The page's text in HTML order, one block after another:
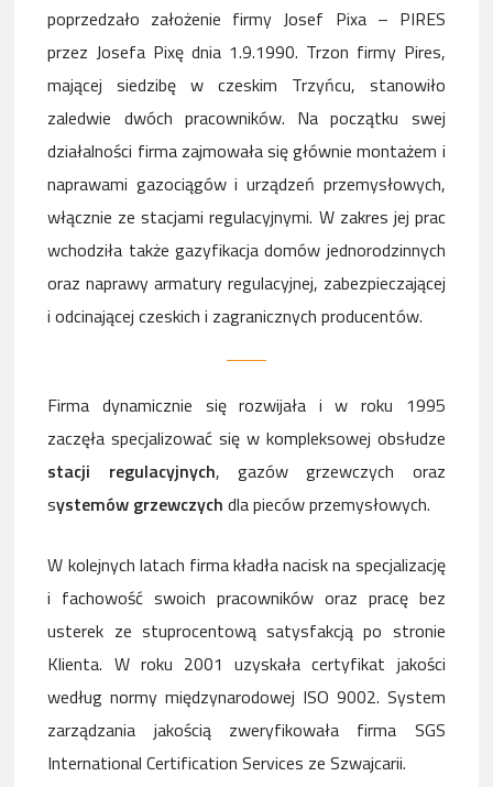
poprzedzało założenie firmy Josef Pixa – PIRES
przez Josefa Pixę dnia 1.9.1990. Trzon firmy Pires,
mającej siedzibę w czeskim Trzyńcu, stanowiło
zaledwie dwóch pracowników. Na początku swej
działalności firma zajmowała się głównie montażem i
naprawami gazociągów i urządzeń przemysłowych,
włącznie ze stacjami regulacyjnymi. W zakres jej prac
wchodziła także gazyfikacja domów jednorodzinnych
oraz naprawy armatury regulacyjnej, zabezpieczającej
i odcinającej czeskich i zagranicznych producentów.
Firma dynamicznie się rozwijała i w roku 1995
zaczęła specjalizować się w kompleksowej obsłudze
stacji regulacyjnych, gazów grzewczych oraz
systemów grzewczych dla pieców przemysłowych.
W kolejnych latach firma kładła nacisk na specjalizację
i fachowość swoich pracowników oraz pracę bez
usterek ze stuprocentową satysfakcją po stronie
Klienta. W roku 2001 uzyskała certyfikat jakości
według normy międzynarodowej ISO 9002. System
zarządzania jakością zweryfikowała firma SGS
International Certification Services ze Szwajcarii.